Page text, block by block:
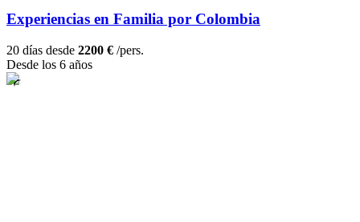
Experiencias en Familia por Colombia
20 días desde 2200 € /pers.
Desde los 6 años